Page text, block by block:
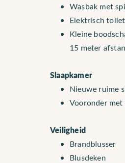
Wasbak met
Elektrisch toilet
Kleine
15 meter
Slaapkamer
Nieuwe ruime
Vooronder
Veiligheid
Brandblusser
Blusdeken